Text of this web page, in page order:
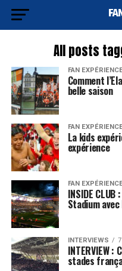
All posts
FAN
Comment
belle saison
FAN
La kids
expérience
FAN
INSIDE
Stadium avec
INTERVIEWS
INTERVIEW
stades